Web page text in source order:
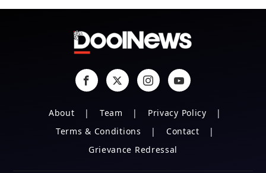
About Team
Privacy Policy
Terms & Conditions
Contact
Grievance Redressal